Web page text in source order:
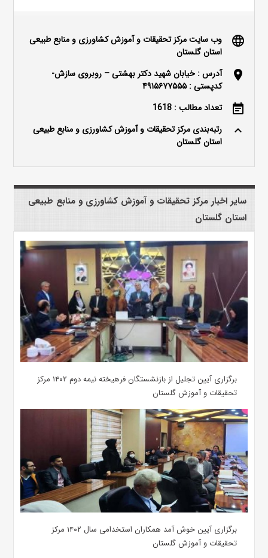
language
وب سایت مرکز تحقیقات و آموزش کشاورزی و منابع طبیعی
استان گلستان
location_on
آدرس : خیابان شهید دکتر بهشتی – روبروی سازش-
کدپستی : ۴۹۱۵۶۷۷۵۵۵
event_note تعداد مطالب : 1618
keyboard_arrow_up
رتبه‌بندی مرکز تحقیقات و آموزش کشاورزی و منابع طبیعی
استان گلستان
سایر اخبار مرکز تحقیقات و آموزش کشاورزی و منابع طبیعی
استان گلستان
برگزاری آیین تجلیل از بازنشستگان فرهیخته نیمه دوم ۱۴۰۲ مرکز
تحقیقات و آموزش گلستان
برگزاری آیین خوش آمد همکاران استخدامی سال ۱۴۰۲ مرکز
تحقیقات و آموزش گلستان